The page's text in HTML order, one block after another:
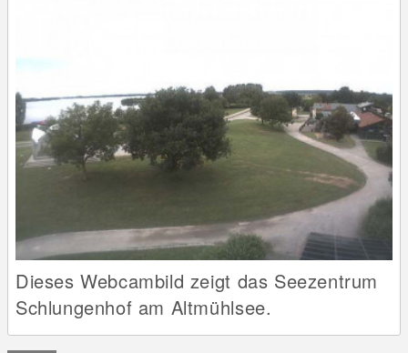
Dieses Webcambild zeigt das Seezentrum
Schlungenhof am Altmühlsee.